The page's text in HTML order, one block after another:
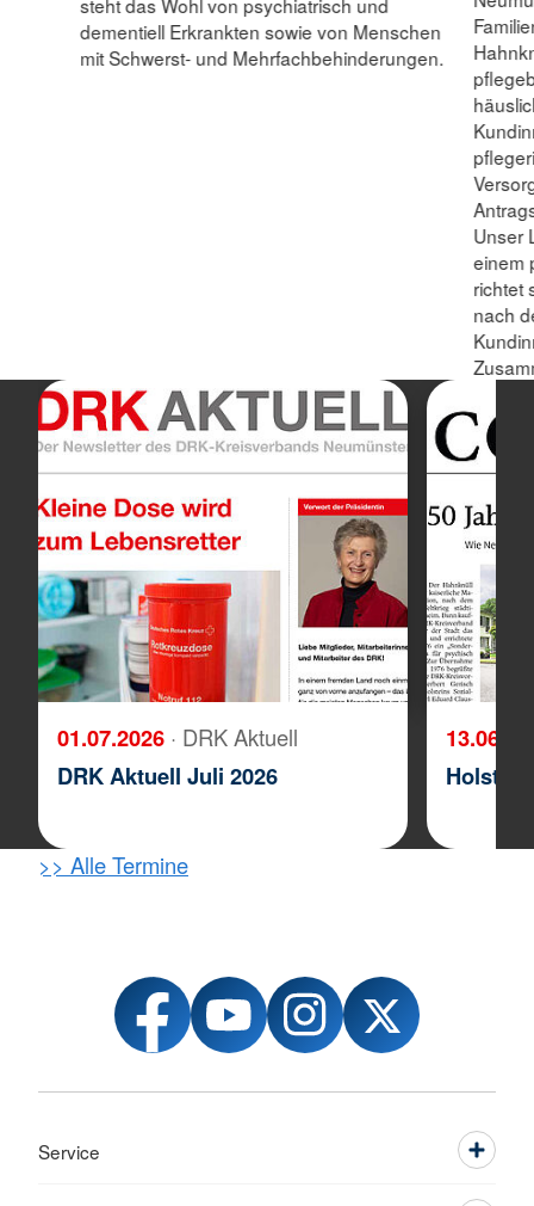
dementiell Erkrankten sowie von Menschen
mit Schwerst- und Mehrfachbehinderungen.
Unser
einem
richtet
nach
01.07.2026 · DRK Aktuell
DRK Aktuell Juli 2026
>> Alle Termine
Service